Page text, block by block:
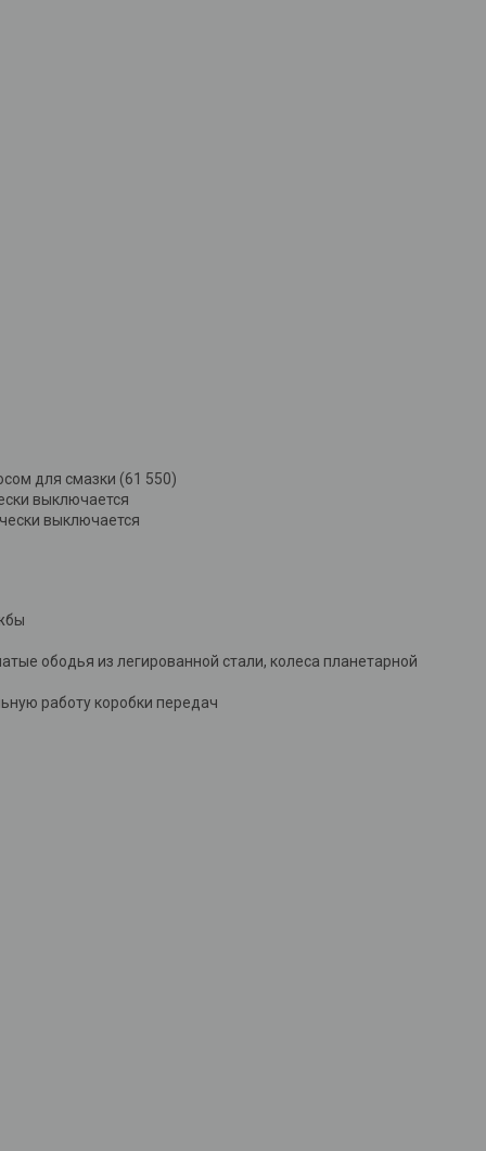
для смазки (61 550)
выключается
выключается
ободья из легированной стали, колеса планетарной
работу коробки передач